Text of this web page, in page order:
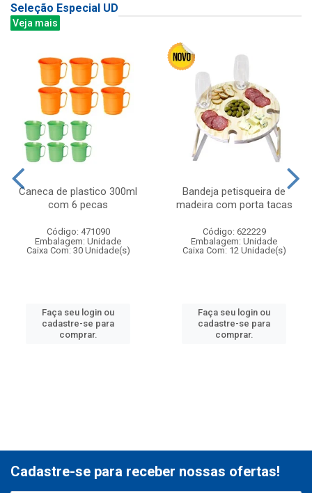
Seleção Especial UD
Veja mais
Caneca de plastico 300ml
com 6 pecas
Código: 471090
Embalagem: Unidade
Caixa Com: 30 Unidade(s)
Faça seu login ou
cadastre-se para
comprar.
Bandeja petisqueira de
madeira com porta tacas
Código: 622229
Embalagem: Unidade
Caixa Com: 12 Unidade(s)
Faça seu login ou
cadastre-se para
comprar.
Cadastre-se para receber nossas ofertas!